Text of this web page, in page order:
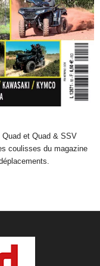
et Quad & SSV
coulisses du magazine